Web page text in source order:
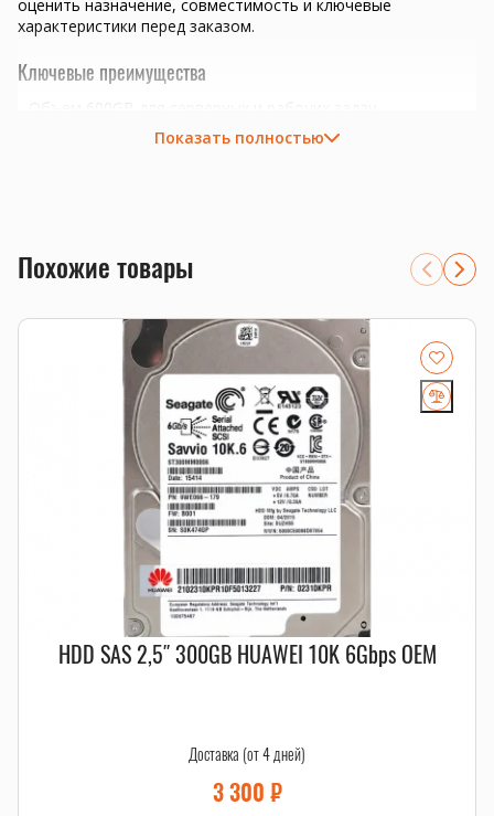
оценить назначение, совместимость и ключевые
характеристики перед заказом.
Ключевые преимущества
Интерфейс SAS нужно сверить с корзиной, контроллером
Совместимость и подбор
Если есть сомнения по совместимости, подберём
подходящую плату, процессор, память, накопитель или
серверную корзину под вашу конфигурацию. Для серверных
комплектующих особенно важно сверить поколение
платформы, форм-фактор, интерфейс и part number.
Смотрите также
RAID-комплектующие,салазки и корзины
Показать полностью
Похожие товары
HDD SAS 2,5″ 300GB HUAWEI 10K 6Gbps OEM
Доставка (от 4 дней)
3 300 ₽